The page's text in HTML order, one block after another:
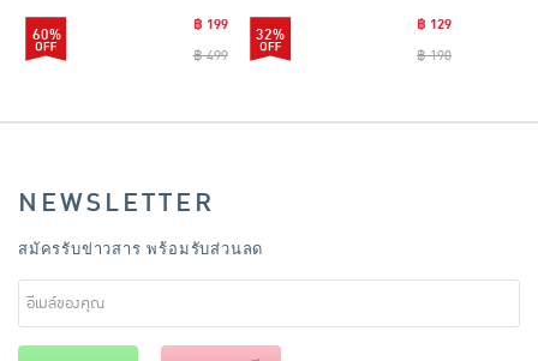
60%
฿ 199
฿ 499
32%
฿ 129
฿ 190
NEWSLETTER
สมัครรับข่าวสาร พร้อมรับส่วนลด